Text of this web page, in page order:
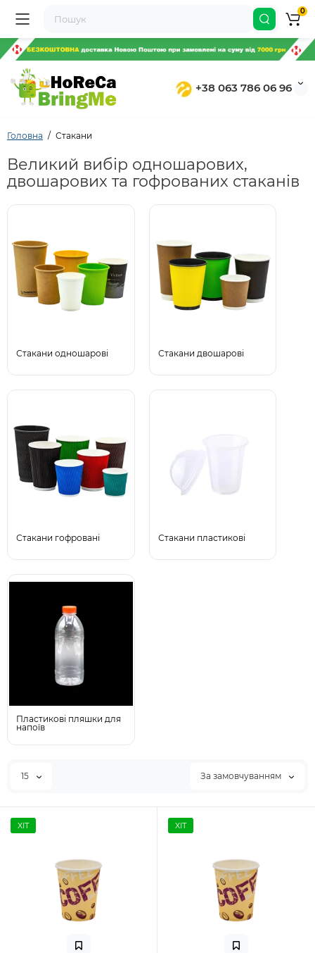
+38 063 786 06 96
0
Головна Стакани
Великий вибір одношарових,
двошарових та гофрованих стаканів
Стакани одношарові Стакани двошарові
Стакани гофровані Стакани пластикові
Пластикові пляшки для
напоїв
15 За замовчуванням
ХІТ ХІТ